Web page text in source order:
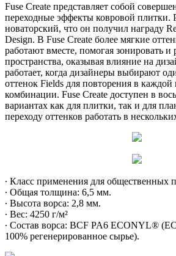
Fuse Create представляет собой
переходные эффекты ковровой плитки.
новаторский, что он получил награду
Design. В Fuse Create более мягкие
работают вместе, помогая зонировать и
пространства, оказывая влияние на
работает, когда дизайнеры выбирают
оттенок Fields для повторения в каждой
комбинации. Fuse Create доступен в
вариантах как для плитки, так и для
переходу оттенков работать в
∙ Класс применения для общественных
∙ Общая толщина: 6,5 мм.
∙ Высота ворса: 2,8 мм.
∙ Вес: 4250 г/м²
∙ Состав ворса: BCF PA6 ECONYL®
100% регенерированное сырье).